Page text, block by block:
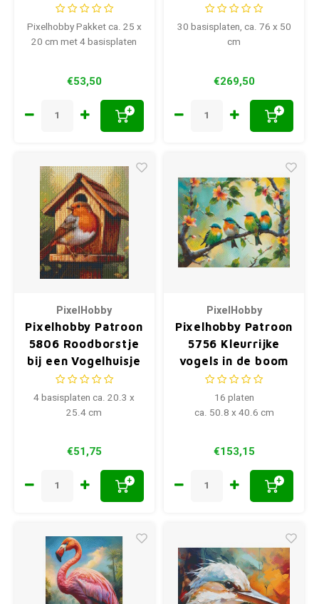
Besjes
Pixelhobby Pakket ca. 25 x
20 cm met 4 basisplaten
€53,50
+
30 basisplaten, ca. 76 x 50
cm
€269,50
+
PixelHobby
Pixelhobby Patroon
5806 Roodborstje
bij een Vogelhuisje
4 basisplaten ca. 20.3 x
25.4 cm
€51,75
+
PixelHobby
Pixelhobby Patroon
5756 Kleurrijke
vogels in de boom
16 platen
ca. 50.8 x 40.6 cm
€153,15
+